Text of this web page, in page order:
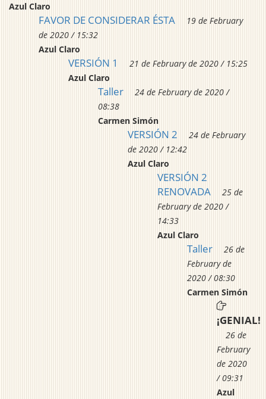
Azul Claro
FAVOR DE CONSIDERAR ÉSTA
19 de February
de 2020 / 15:32
Azul Claro
VERSIÓN 1
21 de February de 2020 / 15:25
Azul Claro
Taller
24 de February de 2020 /
08:38
Carmen Simón
VERSIÓN 2
24 de February
de 2020 / 12:42
Azul Claro
VERSIÓN 2
RENOVADA
25 de
February de 2020 /
14:33
Azul Claro
Taller
26 de
February de
2020 / 08:30
Carmen Simón
¡GENIAL!
26 de
February
de 2020
/ 09:31
Azul